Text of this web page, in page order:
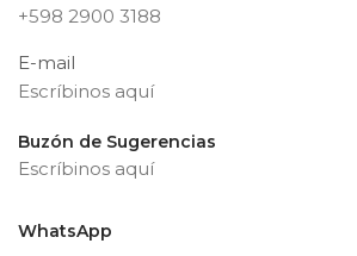
+598 2900 3188
E-mail
Escríbinos aquí
Buzón de Sugerencias
Escríbinos aquí
WhatsApp